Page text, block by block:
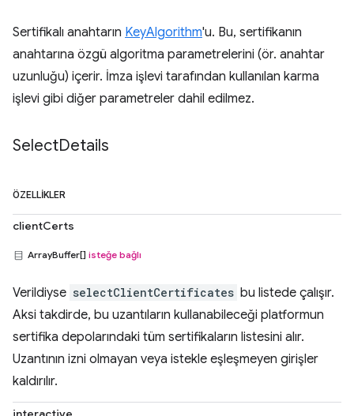
Sertifikalı anahtarın KeyAlgorithm'u. Bu, sertifikanın
anahtarına özgü algoritma parametrelerini (ör. anahtar
uzunluğu) içerir. İmza işlevi tarafından kullanılan karma
işlevi gibi diğer parametreler dahil edilmez.
SelectDetails
ÖZELLIKLER
clientCerts
ArrayBuffer[] isteğe bağlı
Verildiyse selectClientCertificates bu listede çalışır.
Aksi takdirde, bu uzantıların kullanabileceği platformun
sertifika depolarındaki tüm sertifikaların listesini alır.
Uzantının izni olmayan veya istekle eşleşmeyen girişler
kaldırılır.